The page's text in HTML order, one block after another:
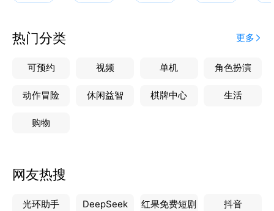
热门分类 更多
可预约 视频 单机 角色扮演
动作冒险 休闲益智 棋牌中心 生活
购物
网友热搜
光环助手 DeepSeek 红果免费短剧 抖音